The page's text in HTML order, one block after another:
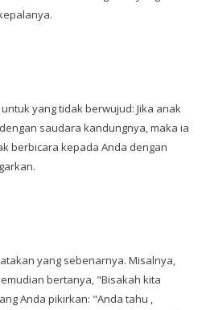
yang tidak berwujud: Jika anak
saudara kandungnya, maka ia
berbicara kepada Anda dengan
yang sebenarnya. Misalnya,
bertanya, "Bisakah kita
Anda pikirkan: "Anda tahu ,